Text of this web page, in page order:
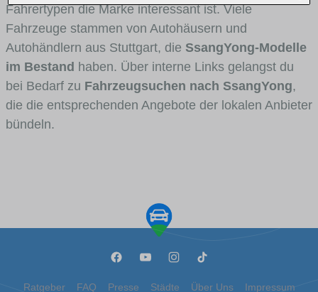
Fahrertypen die Marke interessant ist. Viele
Fahrzeuge stammen von Autohäusern und
Autohändlern aus Stuttgart, die SsangYong-Modelle
im Bestand haben. Über interne Links gelangst du
bei Bedarf zu Fahrzeugsuchen nach SsangYong,
die die entsprechenden Angebote der lokalen Anbieter
bündeln.
Ratgeber FAQ Presse Städte Über Uns Impressum